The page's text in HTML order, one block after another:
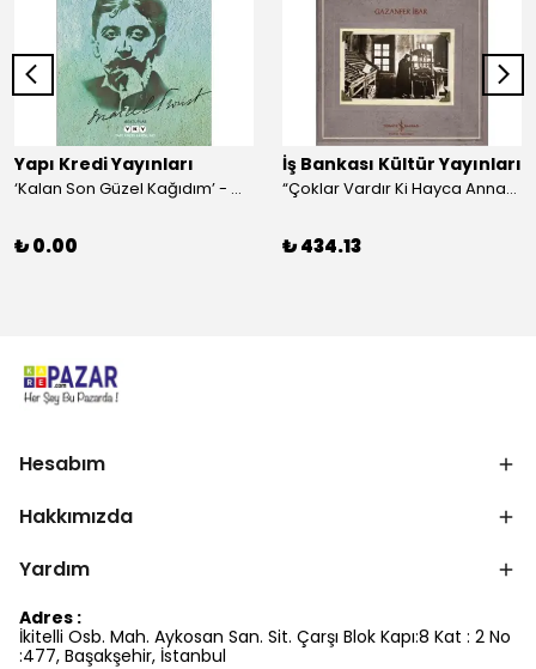
Yapı Kredi Yayınları
‘Kalan Son Güzel Kağıdım’ - Marcel Proust
₺ 0.00
İş Bankası Kültür Yayınları
“Çoklar Vardır Ki Hayca Annamazlar!” - Gazanfer İbar
₺ 434.13
Hesabım
Hakkımızda
Yardım
Adres :
İkitelli Osb. Mah. Aykosan San. Sit. Çarşı Blok Kapı:8 Kat : 2 No
:477, Başakşehir, İstanbul